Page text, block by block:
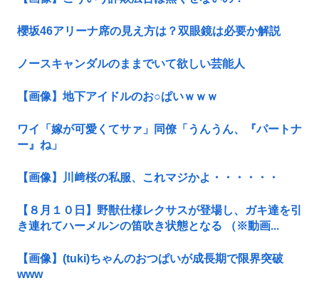
櫻坂46アリーナ席の見え方は？双眼鏡は必要か解説
ノースキャンダルのままでいて欲しい芸能人
【画像】地下アイドルのお○ぱいｗｗｗ
ワイ「嫁が可愛くてサァ」同僚「うんうん、『パートナ
ー』ね」
【画像】川﨑桜の私服、これマジかよ・・・・・・
【８月１０日】野獣仕様レクサスが登場し、ガキ達を引
き連れてハーメルンの笛吹き状態となる （※動画...
【画像】(tuki)ちゃんのおつぱいが成長期で限界突破
www